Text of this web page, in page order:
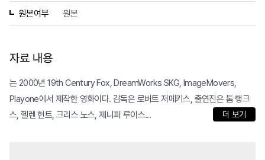
원본여부 원본
자료 내용
는 2000년 19th Century Fox, DreamWorks SKG, ImageMovers,
Playone에서 제작한 영화이다. 감독은 로버트 저메키스, 출연진은 톰 행크
스, 헬렌 헌트, 크리스 노스, 제니퍼 루이스...
더 보기